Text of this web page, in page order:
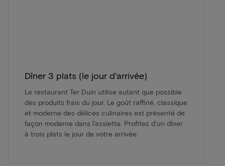
Dîner 3 plats (le jour d'arrivée)
Le restaurant Ter Duin utilise autant que possible
des produits frais du jour. Le goût raffiné, classique
et moderne des délices culinaires est présenté de
façon moderne dans l'assiette. Profitez d'un dîner
à trois plats le jour de votre arrivée.